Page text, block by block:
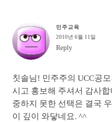
민주교육
2010년 6월 11일
Reply
칫솔님! 민주주의 UCC공
시고 홍보해 주셔서 감사
중하지 못한 선택은 결국
이 깊이 와닿네요. ^^